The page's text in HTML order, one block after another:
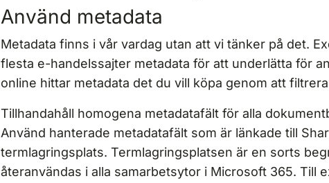
Använd metadata
Metadata finns i vår vardag utan att vi tänker på det.
flesta e-handelssajter metadata för att underlätta för
online hittar metadata det du vill köpa genom att
Tillhandahåll homogena metadatafält för alla
Använd hanterade metadatafält som är länkade till
termlagringsplats. Termlagringsplatsen är en sorts
återanvändas i alla samarbetsytor i Microsoft 365. Till